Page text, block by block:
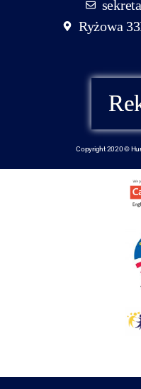
Ryżowa
Copyright 2020 ©